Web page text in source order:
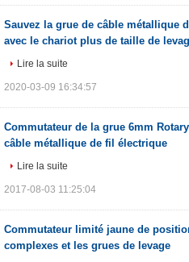
Sauvez la grue de câble métallique
avec le chariot plus de taille de
Lire la suite
2020-03-09 16:34:57
Commutateur de la grue 6mm
câble métallique de fil électrique
Lire la suite
2017-08-03 11:25:04
Commutateur limité jaune de
complexes et les grues de levage